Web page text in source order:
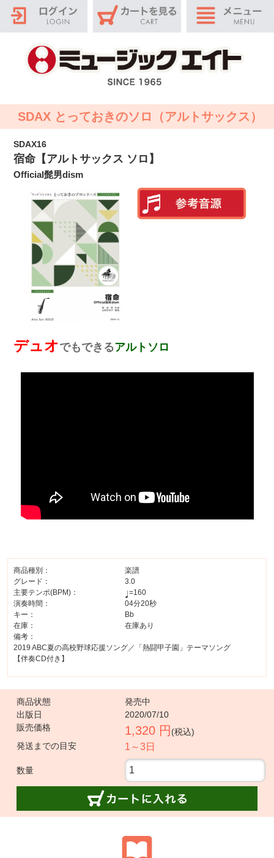
SDAX とっておきのソロ（アルトサックス）
SDAX16
宿命【アルトサックス ソロ】
Official髭男dism
デュオでもできるアルトソロ
商品種別：
楽譜
グレード：
3.0
主要テンポ(BPM)：
=160
演奏時間：
04分20秒
キー：
Bb
在庫：
在庫あり
備考：
2019 ABC夏の高校野球応援ソング／「熱闘甲子園」テーマソング
【伴奏CD付き】
商品状態
発売中
出版日
2020/07/10
販売価格
1,320 円 (税込)
発送までの目安
1～3日
数量